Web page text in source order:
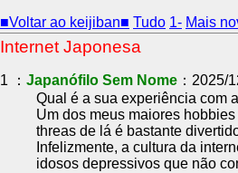
■Voltar ao keijiban■ Tudo 1- Mais
Internet Japonesa
1 ： Japanófilo Sem Nome ：2025/
Qual é a sua experiência com
Um dos meus maiores
threas de lá é bastante
Infelizmente, a cultura da
idosos depressivos que não